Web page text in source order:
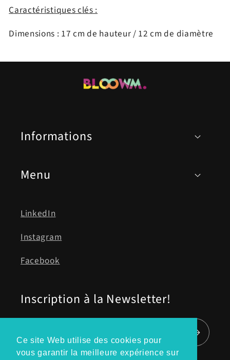
Ce site Web utilise des cookies pour
vous garantir la meilleure expérience sur
Caractéristiques clés :
Dimensions : 17 cm de hauteur / 12 cm de diamètre
Informations
Menu
LinkedIn
Instagram
Facebook
Inscription à la Newsletter!